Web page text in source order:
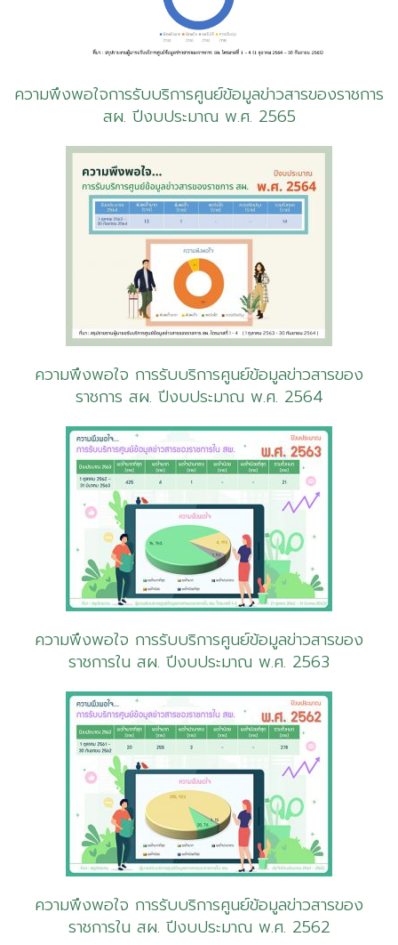
ความพึงพอใจการรับบริการศูนย์ข้อมูลข่าวสารของราชการ
สผ. ปีงบประมาณ พ.ศ. 2565
ความพึงพอใจ การรับบริการศูนย์ข้อมูลข่าวสารของ
ราชการ สผ. ปีงบประมาณ พ.ศ. 2564
ความพึงพอใจ การรับบริการศูนย์ข้อมูลข่าวสารของ
ราชการใน สผ. ปีงบประมาณ พ.ศ. 2563
ความพึงพอใจ การรับบริการศูนย์ข้อมูลข่าวสารของ
ราชการใน สผ. ปีงบประมาณ พ.ศ. 2562